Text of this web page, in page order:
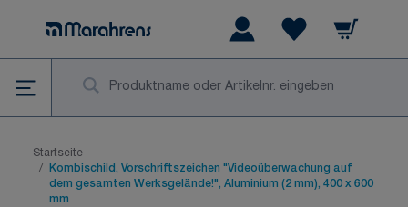
Warenkorb
Startseite
/
Kombischild, Vorschriftszeichen "Videoüberwachung auf
dem gesamten Werksgelände!", Aluminium (2 mm), 400 x 600
mm